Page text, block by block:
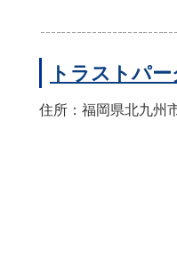
トラストパ
住所：福岡県北九州